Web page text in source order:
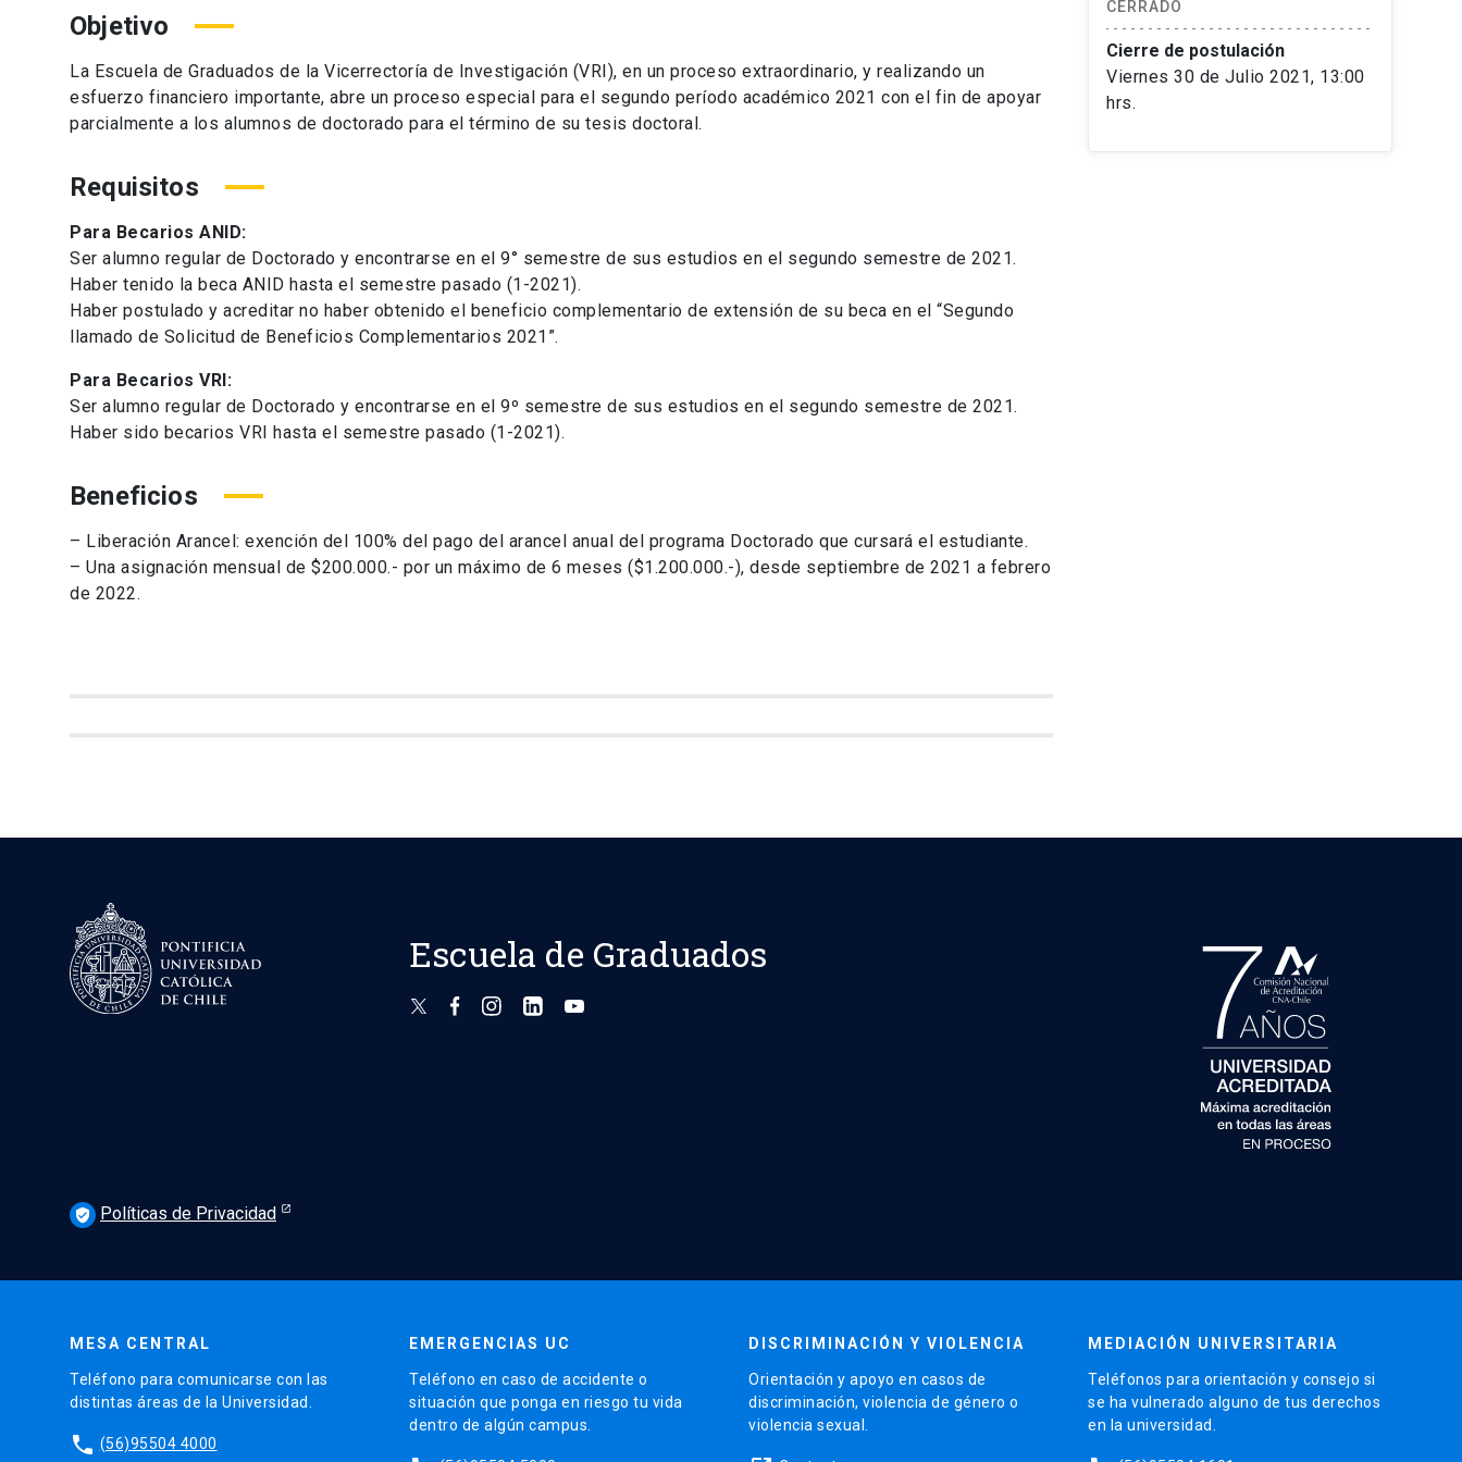
Objetivo
La Escuela de Graduados de la Vicerrectoría de Investigación (VRI), en un proceso extraordinario, y realizando un
esfuerzo financiero importante, abre un proceso especial para el segundo período académico 2021 con el fin de apoyar
parcialmente a los alumnos de doctorado para el término de su tesis doctoral.
Requisitos
Para Becarios ANID:
Ser alumno regular de Doctorado y encontrarse en el 9° semestre de sus estudios en el segundo semestre de 2021.
Haber tenido la beca ANID hasta el semestre pasado (1-2021).
Haber postulado y acreditar no haber obtenido el beneficio complementario de extensión de su beca en el “Segundo
llamado de Solicitud de Beneficios Complementarios 2021”.
Para Becarios VRI:
Ser alumno regular de Doctorado y encontrarse en el 9º semestre de sus estudios en el segundo semestre de 2021.
Haber sido becarios VRI hasta el semestre pasado (1-2021).
Beneficios
– Liberación Arancel: exención del 100% del pago del arancel anual del programa Doctorado que cursará el estudiante.
– Una asignación mensual de $200.000.- por un máximo de 6 meses ($1.200.000.-), desde septiembre de 2021 a febrero
de 2022.
CERRADO
Cierre de postulación
Viernes 30 de Julio 2021, 13:00
hrs.
Escuela de Graduados
verified_user Políticas de Privacidad
MESA CENTRAL
Teléfono para comunicarse con las
distintas áreas de la Universidad.
phone (56)95504 4000
EMERGENCIAS UC
Teléfono en caso de accidente o
situación que ponga en riesgo tu vida
dentro de algún campus.
DISCRIMINACIÓN Y VIOLENCIA
Orientación y apoyo en casos de
discriminación, violencia de género o
violencia sexual.
MEDIACIÓN UNIVERSITARIA
Teléfonos para orientación y consejo si
se ha vulnerado alguno de tus derechos
en la universidad.